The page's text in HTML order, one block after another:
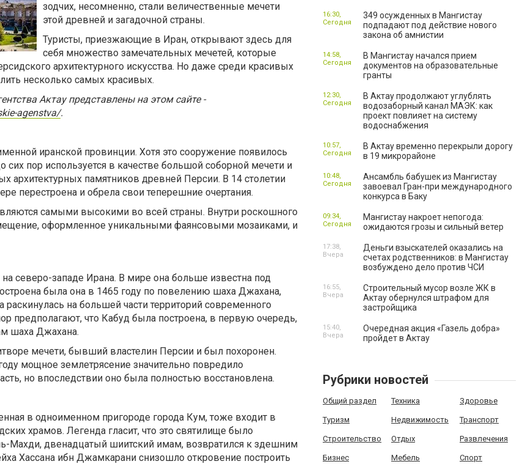
зодчих, несомненно, стали величественные мечети
этой древней и загадочной страны.
Туристы, приезжающие в Иран, открывают здесь для
себя множество замечательных мечетей, которые
архитектурного искусства. Но даже среди красивых
несколько самых красивых.
Актау представлены на этом сайте -
agenstva/.
иранской провинции. Хотя это сооружение появилось
сих пор используется в качестве большой соборной мечети и
архитектурных памятников древней Персии. В 14 столетии
перестроена и обрела свои теперешние очертания.
самыми высокими во всей страны. Внутри роскошного
оформленное уникальными фаянсовыми мозаиками, и
на северо-западе Ирана. В мире она больше известна под
была она в 1465 году по повелению шаха Джахана,
раскинулась на большей части территорий современного
предполагают, что Кабуд была построена, в первую очередь,
шаха Джахана.
мечети, бывший властелин Персии и был похоронен.
мощное землетрясение значительно повредило
но впоследствии оно была полностью восстановлена.
в одноименном пригороде города Кум, тоже входит в
храмов. Легенда гласит, что это святилище было
Махди, двенадцатый шиитский имам, возвратился к здешним
Хассана ибн Джамкарани снизошло откровение построить
349 осужденных в Мангистау
подпадают под действие нового
закона об амнистии
16:30,
Сегодня
В Мангистау начался прием
документов на образовательные
гранты
14:58,
Сегодня
В Актау продолжают углублять
водозаборный канал МАЭК: как
проект повлияет на систему
водоснабжения
12:30,
Сегодня
В Актау временно перекрыли дорогу
в 19 микрорайоне
10:57,
Сегодня
Ансамбль бабушек из Мангистау
завоевал Гран-при международного
конкурса в Баку
10:48,
Сегодня
Мангистау накроет непогода:
ожидаются грозы и сильный ветер
09:34,
Сегодня
Деньги взыскателей оказались на
счетах родственников: в Мангистау
возбуждено дело против ЧСИ
17:38,
Вчера
Строительный мусор возле ЖК в
Актау обернулся штрафом для
застройщика
16:55,
Вчера
Очередная акция «Газель добра»
пройдет в Актау
15:40,
Вчера
Рубрики новостей
Общий раздел Техника Здоровье
Туризм Недвижимость Транспорт
Строительство Отдых Развлечения
Бизнес Мебель Спорт